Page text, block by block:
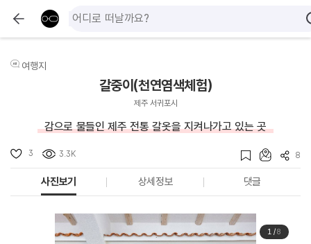
여행지
갈중이(천연염색체험)
제주 서귀포시
감으로 물들인 제주 전통 갈옷을 지켜나가고 있는 곳
3 3.3K 8
사진보기 상세정보 댓글
1/8